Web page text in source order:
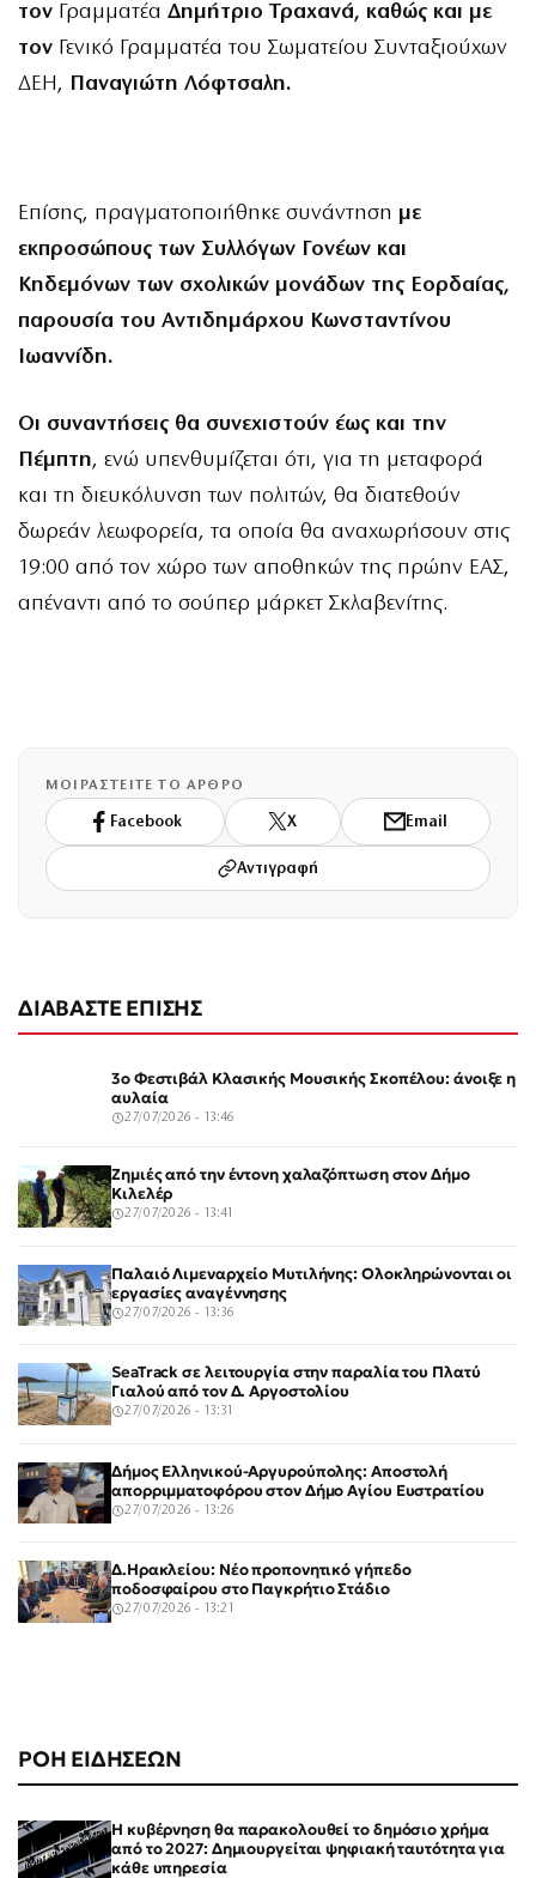
ΡΟΗ ΕΙΔΗΣΕΩΝ
Η κυβέρνηση θα παρακολουθεί το δημόσιο χρήμα
από το 2027: Δημιουργείται ψηφιακή ταυτότητα για
κάθε υπηρεσία
τον Γραμματέα Δημήτριο Τραχανά, καθώς και με
τον Γενικό Γραμματέα του Σωματείου Συνταξιούχων
ΔΕΗ, Παναγιώτη Λόφτσαλη.
Επίσης, πραγματοποιήθηκε συνάντηση με
εκπροσώπους των Συλλόγων Γονέων και
Κηδεμόνων των σχολικών μονάδων της Εορδαίας,
παρουσία του Αντιδημάρχου Κωνσταντίνου
Ιωαννίδη.
Οι συναντήσεις θα συνεχιστούν έως και την
Πέμπτη, ενώ υπενθυμίζεται ότι, για τη μεταφορά
και τη διευκόλυνση των πολιτών, θα διατεθούν
δωρεάν λεωφορεία, τα οποία θα αναχωρήσουν στις
19:00 από τον χώρο των αποθηκών της πρώην ΕΑΣ,
απέναντι από το σούπερ μάρκετ Σκλαβενίτης.
ΜΟΙΡΑΣΤΕΙΤΕ ΤΟ ΑΡΘΡΟ
Facebook X Email
Αντιγραφή
ΔΙΑΒΑΣΤΕ ΕΠΙΣΗΣ
3ο Φεστιβάλ Κλασικής Μουσικής Σκοπέλου: άνοιξε η
αυλαία
27/07/2026 - 13:46
Ζημιές από την έντονη χαλαζόπτωση στον Δήμο
Κιλελέρ
27/07/2026 - 13:41
Παλαιό Λιμεναρχείο Μυτιλήνης: Ολοκληρώνονται οι
εργασίες αναγέννησης
27/07/2026 - 13:36
SeaTrack σε λειτουργία στην παραλία του Πλατύ
Γιαλού από τον Δ. Αργοστολίου
27/07/2026 - 13:31
Δήμος Ελληνικού-Αργυρούπολης: Αποστολή
απορριμματοφόρου στον Δήμο Αγίου Ευστρατίου
27/07/2026 - 13:26
Δ.Ηρακλείου: Νέο προπονητικό γήπεδο
ποδοσφαίρου στο Παγκρήτιο Στάδιο
27/07/2026 - 13:21